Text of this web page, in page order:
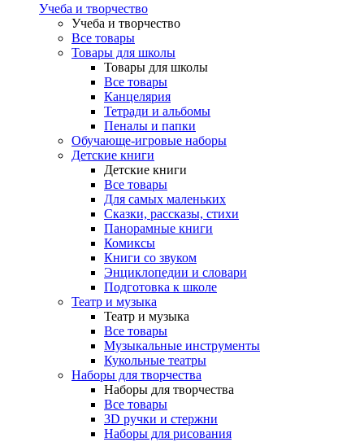
Учеба и творчество
Учеба и творчество
Все товары
Товары для школы
Товары для школы
Все товары
Канцелярия
Тетради и альбомы
Пеналы и папки
Обучающе-игровые наборы
Детские книги
Детские книги
Все товары
Для самых маленьких
Сказки, рассказы, стихи
Панорамные книги
Комиксы
Книги со звуком
Энциклопедии и словари
Подготовка к школе
Театр и музыка
Театр и музыка
Все товары
Музыкальные инструменты
Кукольные театры
Наборы для творчества
Наборы для творчества
Все товары
3D ручки и стержни
Наборы для рисования